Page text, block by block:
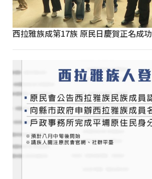
西拉雅族成第17族 原民日慶賀正名成功